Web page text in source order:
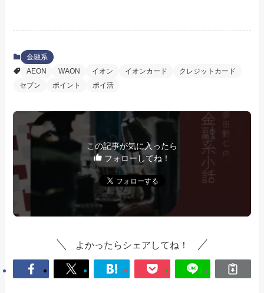
金融系
AEON
WAON イオン イオンカード
クレジットカード
セブン
ポイント ポイ活
この記事が気に入ったら
フォローしてね！
よかったらシェアしてね！